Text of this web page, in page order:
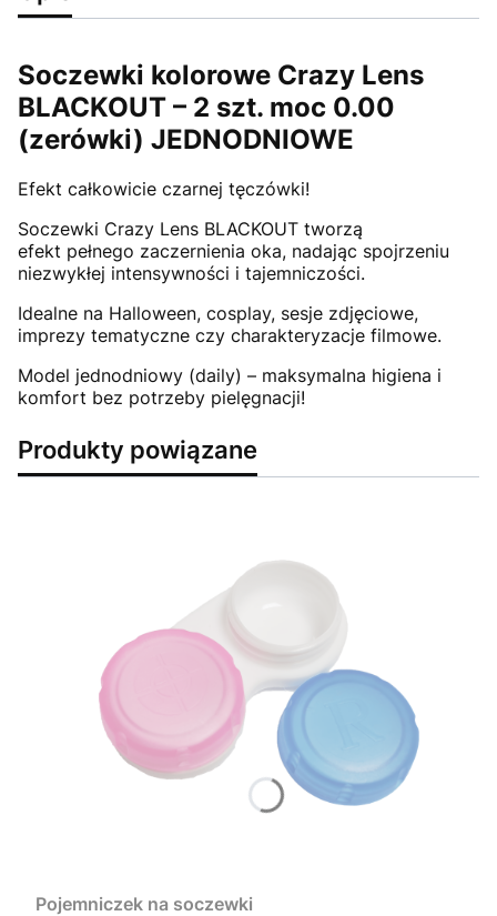
Soczewki kolorowe Crazy Lens
BLACKOUT – 2 szt. moc 0.00
(zerówki) JEDNODNIOWE
Efekt całkowicie czarnej tęczówki!
Soczewki Crazy Lens BLACKOUT tworzą
efekt pełnego zaczernienia oka, nadając spojrzeniu
niezwykłej intensywności i tajemniczości.
Idealne na Halloween, cosplay, sesje zdjęciowe,
imprezy tematyczne czy charakteryzacje filmowe.
Model jednodniowy (daily) – maksymalna higiena i
komfort bez potrzeby pielęgnacji!
Produkty powiązane
Pojemniczek na soczewki